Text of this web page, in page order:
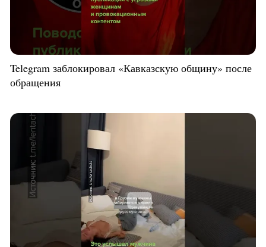
Telegram заблокировал «Кавказскую общину» после
обращения